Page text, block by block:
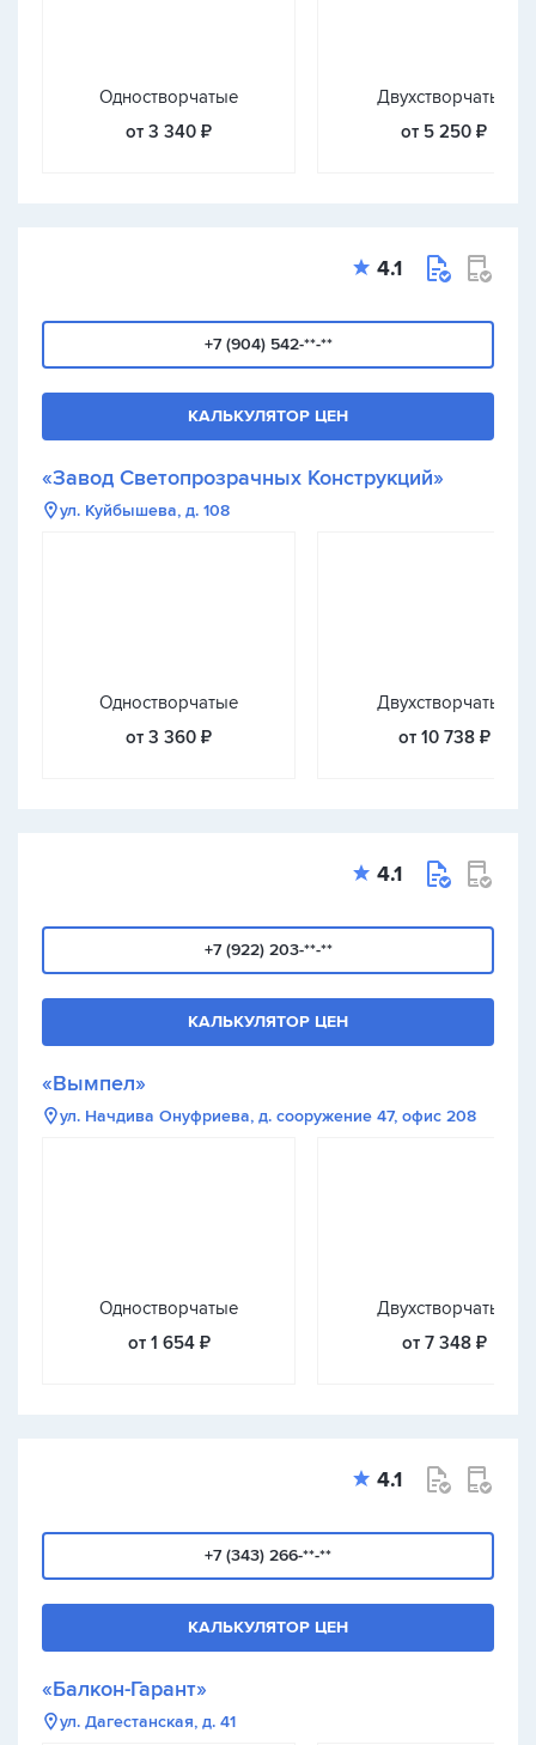
Одностворчатые
от 3 340 ₽
Двухстворчатые
от 5 250 ₽
4.1
+7 (904) 542-**-**
КАЛЬКУЛЯТОР ЦЕН
«Завод Светопрозрачных Конструкций»
ул. Куйбышева, д. 108
Одностворчатые
от 3 360 ₽
Двухстворчатые
от 10 738 ₽
4.1
+7 (922) 203-**-**
КАЛЬКУЛЯТОР ЦЕН
«Вымпел»
ул. Начдива Онуфриева, д. сооружение 47, офис 208
Одностворчатые
от 1 654 ₽
Двухстворчатые
от 7 348 ₽
4.1
+7 (343) 266-**-**
КАЛЬКУЛЯТОР ЦЕН
«Балкон-Гарант»
ул. Дагестанская, д. 41